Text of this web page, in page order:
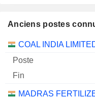
Anciens postes
Sociétés Poste Fin
COAL INDIA
MADRAS